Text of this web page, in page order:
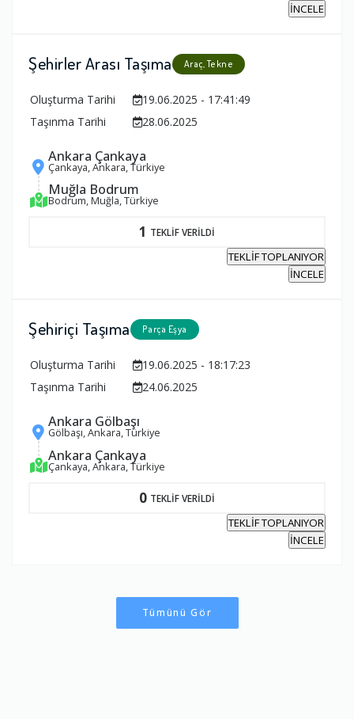
İNCELE
Şehirler Arası Taşıma Araç, Tekne
Oluşturma Tarihi
19.06.2025 - 17:41:49
Taşınma Tarihi
28.06.2025
Ankara Çankaya
Çankaya, Ankara, Türkiye
Muğla Bodrum
Bodrum, Muğla, Türkiye
1 TEKLİF VERİLDİ
TEKLİF TOPLANIYOR
İNCELE
Şehiriçi Taşıma Parça Eşya
Oluşturma Tarihi
19.06.2025 - 18:17:23
Taşınma Tarihi
24.06.2025
Ankara Gölbaşı
Gölbaşı, Ankara, Türkiye
Ankara Çankaya
Çankaya, Ankara, Türkiye
0 TEKLİF VERİLDİ
TEKLİF TOPLANIYOR
İNCELE
Tümünü Gör